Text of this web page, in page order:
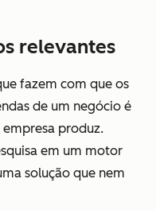
relevantes
fazem com que os
de um negócio é
produz.
em um motor
solução que nem